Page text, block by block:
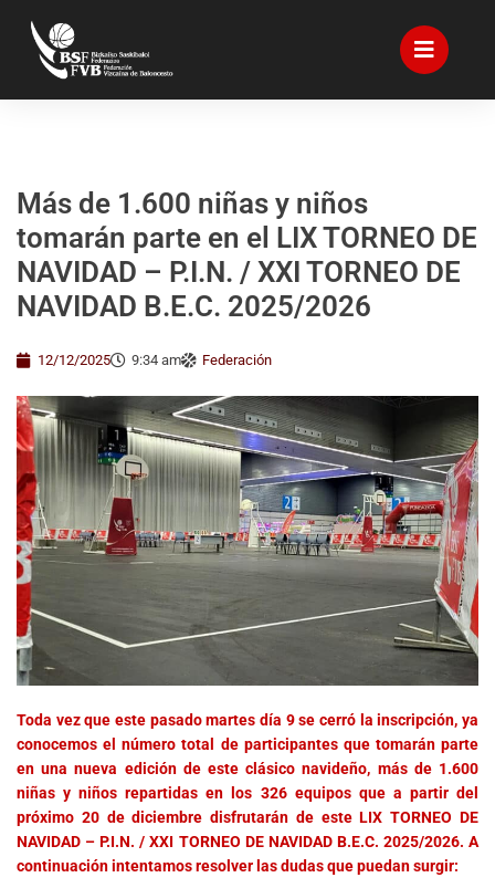
Más de 1.600 niñas y niños
tomarán parte en el LIX TORNEO DE
NAVIDAD – P.I.N. / XXI TORNEO DE
NAVIDAD B.E.C. 2025/2026
12/12/2025 9:34 am Federación
Toda vez que este pasado martes día 9 se cerró la inscripción, ya
conocemos el número total de participantes que tomarán parte
en una nueva edición de este clásico navideño, más de 1.600
niñas y niños repartidas en los 326 equipos que a partir del
próximo 20 de diciembre disfrutarán de este LIX TORNEO DE
NAVIDAD – P.I.N. / XXI TORNEO DE NAVIDAD B.E.C. 2025/2026. A
continuación intentamos resolver las dudas que puedan surgir: